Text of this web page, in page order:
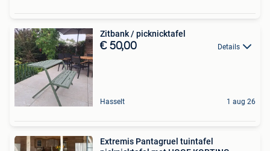
Zitbank / picknicktafel
€ 50,00 Details
Hasselt 1 aug 26
Extremis Pantagruel tuintafel